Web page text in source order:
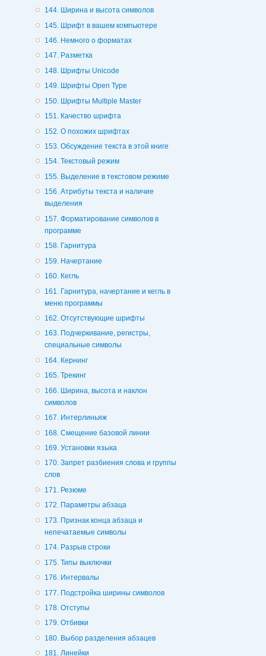
144. Ширина и высота символов
145. Шрифт в вашем компьютере
146. Немного о форматах
147. Разметка
148. Шрифты Unicode
149. Шрифты Ореn Туре
150. Шрифты Multiple Master
151. Качество шрифта
152. О похожих шрифтах
153. Обсуждение текста в этой книге
154. Текстовый режим
155. Выделение в текстовом режиме
156. Атрибуты текста и наличие
выделения
157. Форматирование символов в
программе
158. Гарнитура
159. Начертание
160. Кегль
161. Гарнитура, начертание и кегль в
меню программы
162. Отсутствующие шрифты
163. Подчеркивание, регистры,
специальные символы
164. Кернинг
165. Трекинг
166. Ширина, высота и наклон
символов
167. Интерлиньяж
168. Смещение базовой линии
169. Установки языка
170. Запрет разбиения слова и группы
слов
171. Резюме
172. Параметры абзаца
173. Признак конца абзаца и
непечатаемые символы
174. Разрыв строки
175. Типы выключки
176. Интервалы
177. Подстройка ширины символов
178. Отступы
179. Отбивки
180. Выбор разделения абзацев
181. Линейки